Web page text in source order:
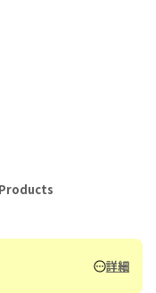
詳細